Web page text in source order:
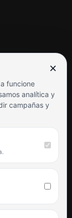
×
funcione
analítica y
campañas y